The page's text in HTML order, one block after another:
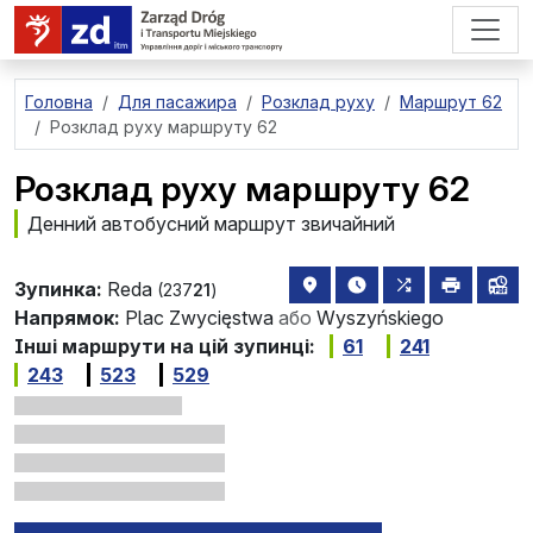
перейти до основного вмісту
Головна Для пасажира Розклад руху
Маршрут 62
Розклад руху маршруту 62
Розклад руху маршруту 62
Денний автобусний маршрут звичайний
Зупинка: Reda (23721) розташування зупинки на
найближчі
всі
Напрямок: Plac Zwycięstwa або Wyszyńskiego
Інші маршрути на цій зупинці:
61
241
243
523 529